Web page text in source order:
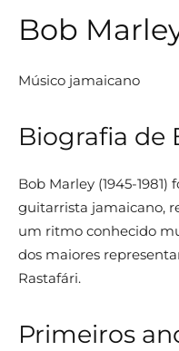
Bob
Músico jamaicano
Biografia de
Bob Marley (1945-
guitarrista jamaicano,
um ritmo conhecido
dos maiores
Rastafári.
Primeiros